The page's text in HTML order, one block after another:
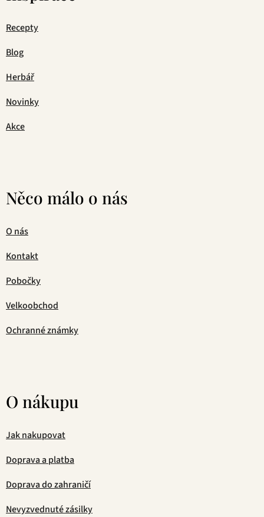
Recepty
Blog
Herbář
Novinky
Akce
Něco málo o nás
O nás
Kontakt
Pobočky
Velkoobchod
Ochranné známky
O nákupu
Jak nakupovat
Doprava a platba
Doprava do zahraničí
Nevyzvednuté zásilky